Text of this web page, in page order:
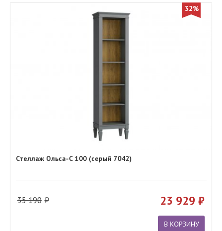
32%
Стеллаж Ольса-С 100 (серый 7042)
35 190 23 929
В КОРЗИНУ